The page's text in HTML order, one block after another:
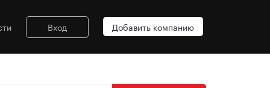
Вход Добавить компанию